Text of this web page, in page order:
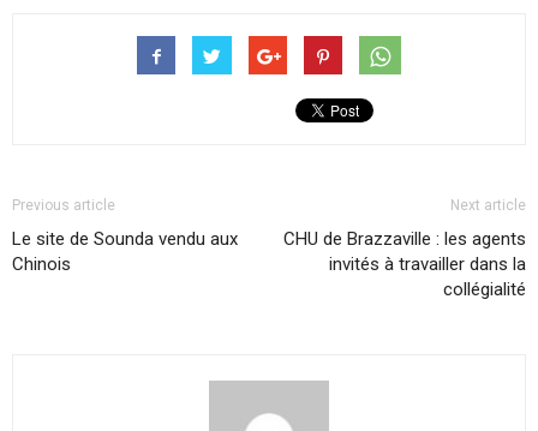
Previous article
Le site de Sounda vendu aux
Chinois
Next article
CHU de Brazzaville : les agents
invités à travailler dans la
collégialité